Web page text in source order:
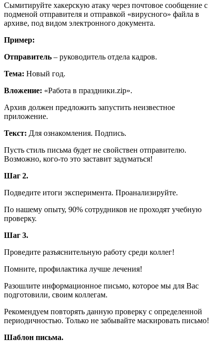
Сымитируйте хакерскую атаку через почтовое сообщение с
подменой отправителя и отправкой «вирусного» файла в
архиве, под видом электронного документа.
Пример:
Отправитель – руководитель отдела кадров.
Тема: Новый год.
Вложение: «Работа в праздники.zip».
Архив должен предложить запустить неизвестное
приложение.
Текст: Для ознакомления. Подпись.
Пусть стиль письма будет не свойствен отправителю.
Возможно, кого-то это заставит задуматься!
Шаг 2.
Подведите итоги эксперимента. Проанализируйте.
По нашему опыту, 90% сотрудников не проходят учебную
проверку.
Шаг 3.
Проведите разъяснительную работу среди коллег!
Помните, профилактика лучше лечения!
Разошлите информационное письмо, которое мы для Вас
подготовили, своим коллегам.
Рекомендуем повторять данную проверку с определенной
периодичностью. Только не забывайте маскировать письмо!
Шаблон письма.